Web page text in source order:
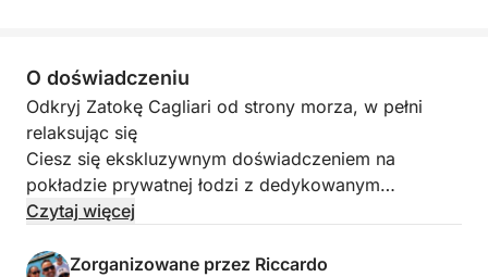
O doświadczeniu
Odkryj Zatokę Cagliari od strony morza, w pełni
relaksując się
Ciesz się ekskluzywnym doświadczeniem na
pokładzie prywatnej łodzi z dedykowanym
sternikiem, z dala od tłumów i tradycyjnych,
W ciągu 3 godzin odkryjesz jedne z
Czytaj więcej
Zorganizowane przez Riccardo